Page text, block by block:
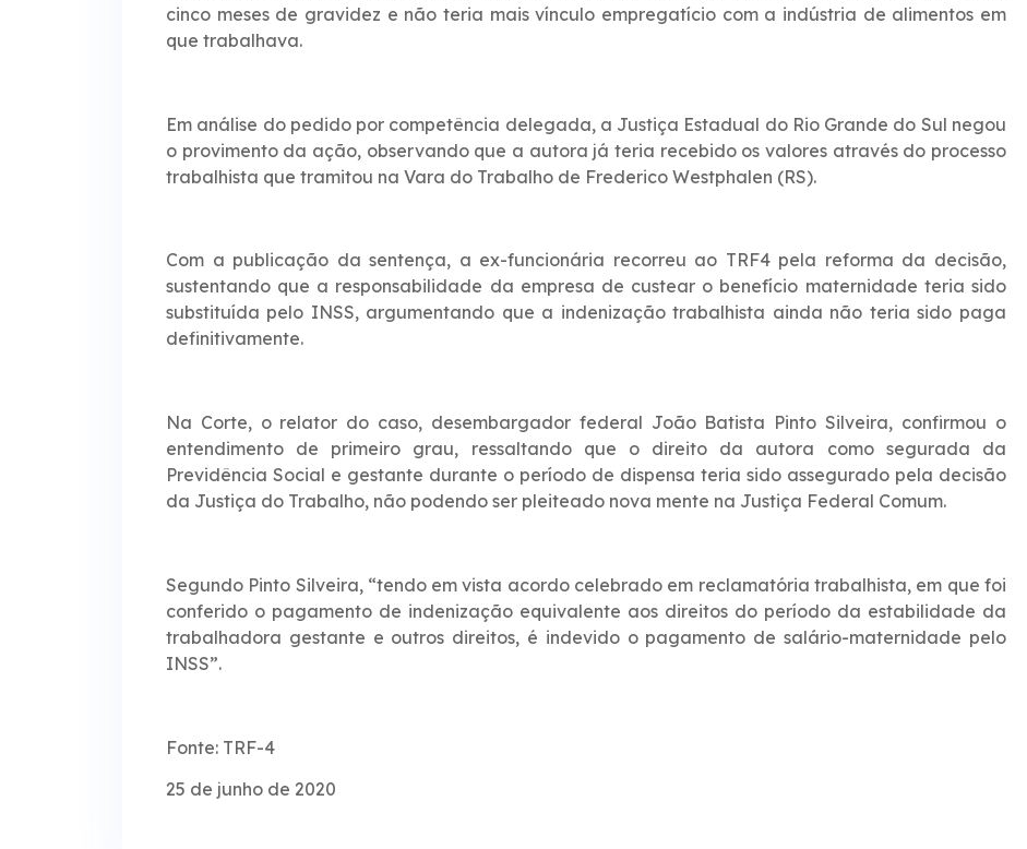
cinco meses de gravidez e não teria mais vínculo empregatício com a indústria de alimentos em
que trabalhava.
Em análise do pedido por competência delegada, a Justiça Estadual do Rio Grande do Sul negou
o provimento da ação, observando que a autora já teria recebido os valores através do processo
trabalhista que tramitou na Vara do Trabalho de Frederico Westphalen (RS).
Com a publicação da sentença, a ex-funcionária recorreu ao TRF4 pela reforma da decisão,
sustentando que a responsabilidade da empresa de custear o benefício maternidade teria sido
substituída pelo INSS, argumentando que a indenização trabalhista ainda não teria sido paga
definitivamente.
Na Corte, o relator do caso, desembargador federal João Batista Pinto Silveira, confirmou o
entendimento de primeiro grau, ressaltando que o direito da autora como segurada da
Previdência Social e gestante durante o período de dispensa teria sido assegurado pela decisão
da Justiça do Trabalho, não podendo ser pleiteado nova mente na Justiça Federal Comum.
Segundo Pinto Silveira, “tendo em vista acordo celebrado em reclamatória trabalhista, em que foi
conferido o pagamento de indenização equivalente aos direitos do período da estabilidade da
trabalhadora gestante e outros direitos, é indevido o pagamento de salário-maternidade pelo
INSS”.
Fonte: TRF-4
25 de junho de 2020